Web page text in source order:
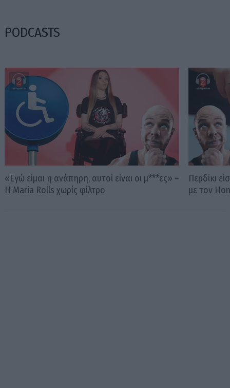
PODCASTS
«Εγώ είμαι η ανάπηρη, αυτοί είναι οι μ***ες» –
Η Maria Rolls χωρίς φίλτρο
Περδίκι
με τον